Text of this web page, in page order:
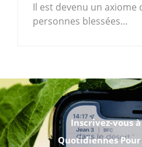
Il est devenu un axiome
personnes blessées…
Inscrivez-vous
Quotidiennes